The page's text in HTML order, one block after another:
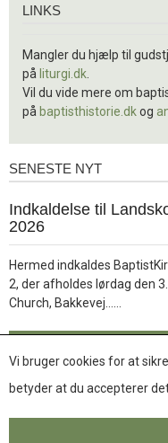
LINKS
Mangler du hjælp til
på liturgi.dk
Vil du vide mere om
på baptisthistorie.dkog
Seneste
SENESTE NYT
1.
jul.
Indkaldelse til
2026
Hermed indkaldes
2, der afholdes lørdag den
Church, Bakkevej……
Vi bruger cookies for at
betyder at du accepterer